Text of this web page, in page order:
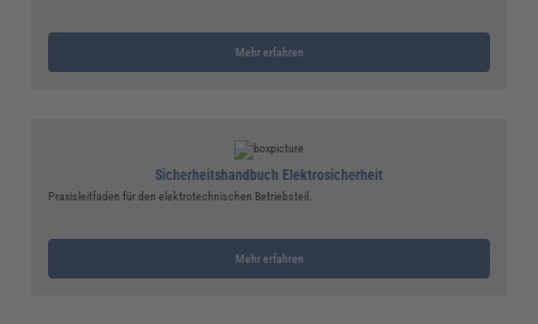
Mehr erfahren
Sicherheitshandbuch Elektrosicherheit
Praxisleitfaden für den elektrotechnischen Betriebsteil.
Mehr erfahren